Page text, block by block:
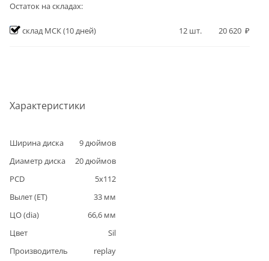
Характеристики
Ширина диска 9дюймов
Диаметр диска
20дюймов
PCD
5x112
Вылет (ET)
33 мм
ЦО (dia)
66,6 мм
Цвет
Sil
Производитель
replay
Остаток на складах:
склад МСК(10 дней) 12 шт. 20 620